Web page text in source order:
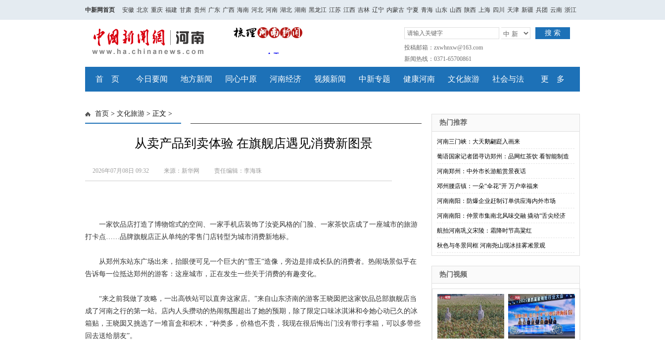
中新网首页 安徽 北京 重庆 福建 甘肃 贵州 广东 广西 海南 河北 河南 湖北 湖南 黑龙江 江苏 江西 吉林 辽宁 内蒙古 宁夏 青海 山东 山西 陕西 上海 四川 天津 新疆 兵团 云南 浙江
搜 索
投稿邮箱：zxwhnxw@163.com
新闻热线：0371-65700861
首 页 今日要闻 地方新闻 同心中原 河南经济 视频新闻 中新专题 健康河南 文化旅游 社会与法 更 多
首页 > 文化旅游 > 正文 >
从卖产品到卖体验 在旗舰店遇见消费新图景
2026年07月08日 09:32 来源：新华网 责任编辑：李海珠
一家饮品店打造了博物馆式的空间、一家手机店装饰了汝瓷风格的门脸、一家茶饮店成了一座城市的旅游
打卡点……品牌旗舰店正从单纯的零售门店转型为城市消费新地标。
从郑州东站东广场出来，抬眼便可见一个巨大的“雪王”造像，旁边是排成长队的消费者。热闹场景似乎在
告诉每一位抵达郑州的游客：这座城市，正在发生一些关于消费的有趣变化。
“来之前我做了攻略，一出高铁站可以直奔这家店。”来自山东济南的游客王晓囡把这家饮品总部旗舰店当
成了河南之行的第一站。店内人头攒动的热闹氛围超出了她的预期，除了限定口味冰淇淋和令她心动已久的冰
箱贴，王晓囡又挑选了一堆盲盒和积木，“种类多，价格也不贵，我现在很后悔出门没有带行李箱，可以多带些
回去送给朋友”。
热门推荐
河南三门峡：大天鹅翩跹入画来
葡语国家记者团寻访郑州：品网红茶饮 看智能制造
河南郑州：中外市长游船赏景夜话
邓州腰店镇：一朵“伞花”开 万户幸福来
河南南阳：防爆企业赶制订单供应海内外市场
河南南阳：仲景市集南北风味交融 撬动“舌尖经济
航拍河南巩义宋陵：霜降时节高粱红
秋色与冬景同框 河南尧山现冰挂雾凇景观
热门视频